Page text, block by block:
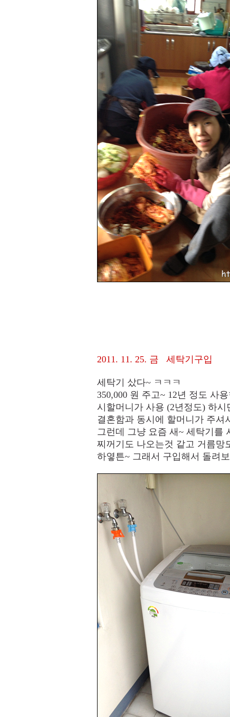
2011. 11. 25. 금 세탁기구입
세탁기 샀다~ ㅋㅋㅋ
350,000 원 주고~ 12년 정도 사
시할머니가 사용 (2년정도) 하시
결혼함과 동시에 할머니가 주셔
그런데 그냥 요즘 새~ 세탁기를
찌꺼기도 나오는것 같고 거름망
하옇튼~ 그래서 구입해서 돌려